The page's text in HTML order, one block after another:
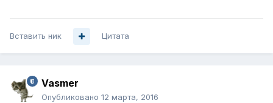
Вставить ник Цитата
Vasmer
Опубликовано 12 марта, 2016